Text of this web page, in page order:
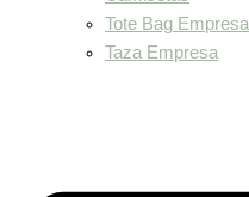
Tote Bag Empresa
Taza Empresa